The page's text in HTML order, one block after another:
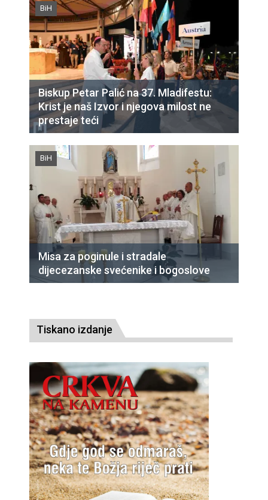
BiH
Biskup Petar Palić na 37. Mladifestu:
Krist je naš Izvor i njegova milost ne
prestaje teći
BiH
Misa za poginule i stradale
dijecezanske svećenike i bogoslove
Tiskano izdanje